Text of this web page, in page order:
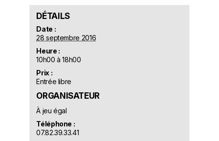
DÉTAILS
Date :
28 septembre 2016
Heure :
10h00 à 18h00
Prix :
Entrée libre
ORGANISATEUR
À jeu égal
Téléphone :
07.82.39.33.41